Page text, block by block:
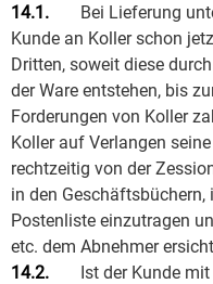
14.1.
Bei Lieferung
Kunde an Koller schon
Dritten, soweit diese
der Ware entstehen, bis
Forderungen von Koller
Koller auf Verlangen
rechtzeitig von der
in den
Postenliste einzutragen
etc. dem Abnehmer
14.2.
Ist der Kunde